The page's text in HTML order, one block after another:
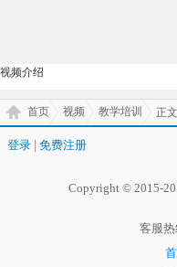
视频介绍
首页 视频 教学培训 正文
登录 免费注册
Copyright © 2015-
客服热